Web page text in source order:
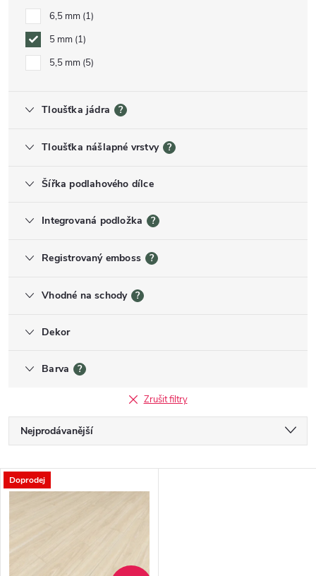
6,5 mm 1
5 mm 1
5,5 mm 5
Tloušťka jádra ?
Tloušťka nášlapné vrstvy ?
Šířka podlahového dílce
Integrovaná podložka ?
Registrovaný emboss ?
Vhodné na schody ?
Dekor
Barva ?
Zrušit filtry
Řazení produktů
Nejprodávanější
Nejdražší
Výpis produktů
Doprodej